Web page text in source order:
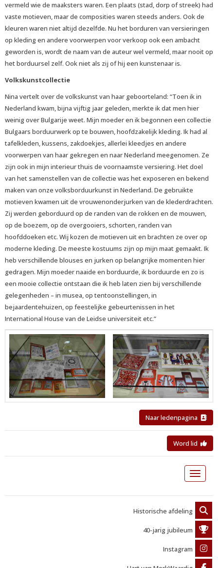
vermeld wie de maaksters waren. Een plaats (stad, dorp of streek) had
vaste motieven, maar de composities waren steeds anders. Ook de
kleuren waren niet altijd dezelfde. Nu het borduren van versieringen
op kleding en andere voorwerpen voor verkoop ook een ambacht
geworden is, wordt de naam van de auteur wel vermeld, maar nooit op
het borduursel zelf. Ook niet als zij of hij een kunstenaar is.
Volkskunstcollectie
Nina vertelt over de volkskunst van haar geboorteland: “Toen ik in
Nederland kwam, bijna vijftig jaar geleden, merkte ik dat men hier
weinig over Bulgarije weet. Mijn moeder en ik begonnen een collectie
Bulgaars borduurwerk op te bouwen, hoofdzakelijk kleding. Ik had al
tafelkleden, kussens, zakdoekjes, allerlei kleedjes en andere
voorwerpen van haar gekregen en naar Nederland meegenomen. Ze
zijn ook in mijn interieur thuis de voornaamste versiering. Het doel
van het samenstellen van de collectie was het exposeren en bekend
maken van onze volksborduurkunst in Nederland. De gebruikte
motieven kwamen uit de vrouwenonderjurken van de klederdrachten.
Zij werden geborduurd op de randen van de rokken en de mouwen,
op de boezem, op de overgooiers, schorten, randen van
hoofddoeken etc. Wij kozen de motieven uit en brachten ze over op
moderne kleding. De meeste kostuums zijn op mijn maat gemaakt. Ik
heb verschillende blouses en jurken op belangrijke momenten hier
gedragen. Mijn moeder naaide en borduurde, ik borduurde en zo is
een mooie collectie ontstaan die ik heb laten zien bij verschillende
gelegenheden – in musea, op tentoonstellingen, in
bejaardentehuizen, op feestelijke gebeurtenissen in het
International House van de Leidse universiteit etc.”
Naar ledenpagina
Word lid
Toggle
Historische afdeling
40-jarig jubileum
Instagram